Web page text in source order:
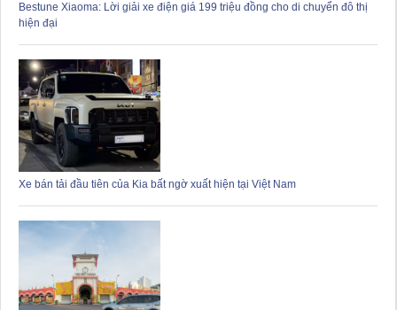
Bestune Xiaoma: Lời giải xe điện giá 199 triệu đồng cho di chuyển đô thị
hiện đại
Xe bán tải đầu tiên của Kia bất ngờ xuất hiện tại Việt Nam